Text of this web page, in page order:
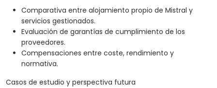
Comparativa entre alojamiento propio de Mistral y
servicios gestionados.
Evaluación de garantías de cumplimiento de los
proveedores.
Compensaciones entre coste, rendimiento y
normativa.
Casos de estudio y perspectiva futura